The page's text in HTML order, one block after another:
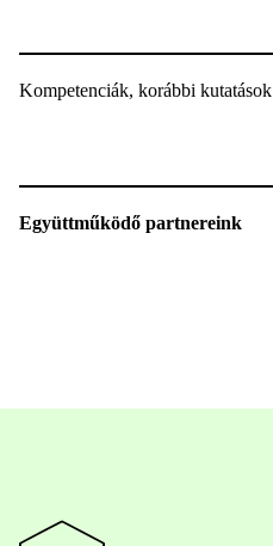
Kompetenciák, korábbi kutatások
Együttműködő partnereink